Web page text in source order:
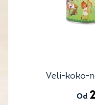
Veli-koko-
Od